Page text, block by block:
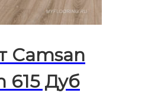
Camsan
615 Дуб